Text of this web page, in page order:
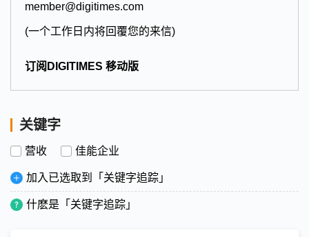
member@digitimes.com
(一个工作日内将回覆您的来信)
订阅DIGITIMES 移动版
关键字
营收 佳能企业
加入已选取到「关键字追踪」
什麽是「关键字追踪」